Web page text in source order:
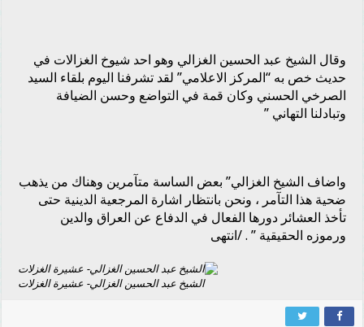
وقال الشيخ عبد الحسين الغزالي وهو احد شيوخ الغزالات في
حديث خص به “المركز الاعلامي” لقد تشرفنا اليوم بلقاء السيد
الصرخي الحسني وكان قمة في التواضع وحسن الضيافة
وتبادلنا التهاني ”
واضاف الشيخ الغزالي” بعض الساسة متآمرين وهناك من يذهب
ضحية هذا التآمر ، ونحن بانتظار اشارة المرجعية الدينية حتى
تأخذ العشائر دورها الفعال في الدفاع عن العراق والدين
ورموزه الحقيقية ” . /انتهى
الشيخ عبد الحسين الغزالي- عشيرة الغزلات